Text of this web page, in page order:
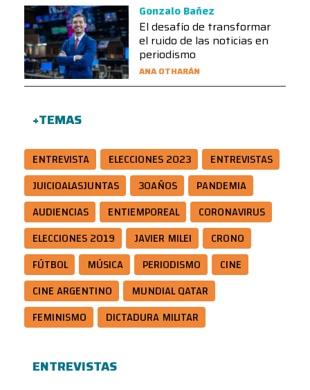
Gonzalo Bañez
El desafío de transformar
el ruido de las noticias en
periodismo
ANA OTHARÁN
+TEMAS
ENTREVISTA ELECCIONES 2023
ENTREVISTAS
JUICIOALASJUNTAS
30AÑOS
PANDEMIA
AUDIENCIAS
ENTIEMPOREAL
CORONAVIRUS
ELECCIONES 2019
JAVIER MILEI
CRONO
FÚTBOL
MÚSICA PERIODISMO
CINE
CINE ARGENTINO
MUNDIAL QATAR
FEMINISMO
DICTADURA MILITAR
ENTREVISTAS